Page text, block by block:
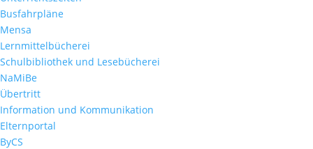
Busfahrpläne
Mensa
Lernmittelbücherei
Schulbibliothek und Lesebücherei
NaMiBe
Übertritt
Information und Kommunikation
Elternportal
ByCS